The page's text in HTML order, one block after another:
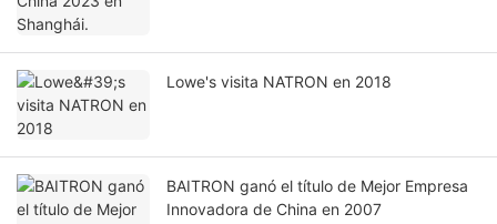
Lowe's visita NATRON en 2018
BAITRON ganó el título de Mejor Empresa
Innovadora de China en 2007